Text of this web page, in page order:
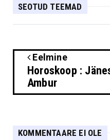
SEOTUD TEEMAD
Eelmine
Horoskoop :
Ambur
KOMMENTAARE EI OLE